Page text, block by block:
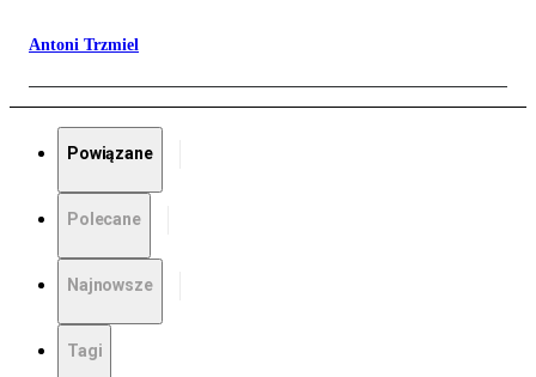
Antoni Trzmiel
Powiązane
Polecane
Najnowsze
Tagi